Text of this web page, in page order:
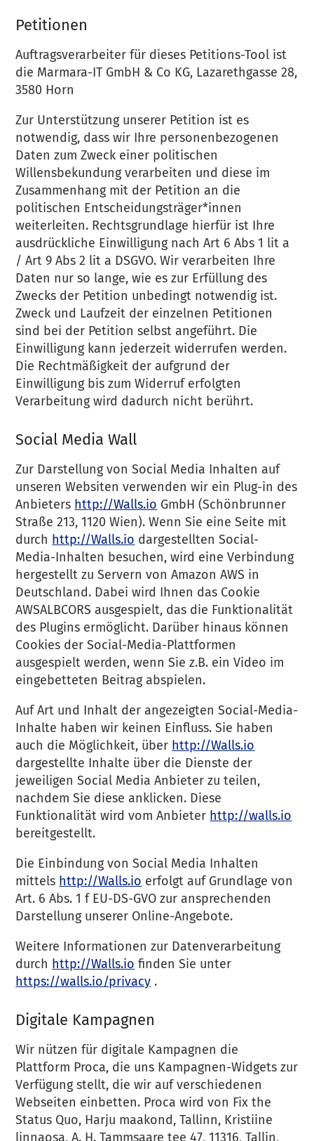
Petitionen
Auftragsverarbeiter für dieses Petitions-Tool ist
die Marmara-IT GmbH & Co KG, Lazarethgasse 28,
3580 Horn
Zur Unterstützung unserer Petition ist es
notwendig, dass wir Ihre personenbezogenen
Daten zum Zweck einer politischen
Willensbekundung verarbeiten und diese im
Zusammenhang mit der Petition an die
politischen Entscheidungsträger*innen
weiterleiten. Rechtsgrundlage hierfür ist Ihre
ausdrückliche Einwilligung nach Art 6 Abs 1 lit a
/ Art 9 Abs 2 lit a DSGVO. Wir verarbeiten Ihre
Daten nur so lange, wie es zur Erfüllung des
Zwecks der Petition unbedingt notwendig ist.
Zweck und Laufzeit der einzelnen Petitionen
sind bei der Petition selbst angeführt. Die
Einwilligung kann jederzeit widerrufen werden.
Die Rechtmäßigkeit der aufgrund der
Einwilligung bis zum Widerruf erfolgten
Verarbeitung wird dadurch nicht berührt.
Social Media Wall
Zur Darstellung von Social Media Inhalten auf
unseren Websiten verwenden wir ein Plug-in des
Anbieters http://Walls.io GmbH (Schönbrunner
Straße 213, 1120 Wien). Wenn Sie eine Seite mit
durch http://Walls.io dargestellten Social-
Media-Inhalten besuchen, wird eine Verbindung
hergestellt zu Servern von Amazon AWS in
Deutschland. Dabei wird Ihnen das Cookie
AWSALBCORS ausgespielt, das die Funktionalität
des Plugins ermöglicht. Darüber hinaus können
Cookies der Social-Media-Plattformen
ausgespielt werden, wenn Sie z.B. ein Video im
eingebetteten Beitrag abspielen.
Auf Art und Inhalt der angezeigten Social-Media-
Inhalte haben wir keinen Einfluss. Sie haben
auch die Möglichkeit, über http://Walls.io
dargestellte Inhalte über die Dienste der
jeweiligen Social Media Anbieter zu teilen,
nachdem Sie diese anklicken. Diese
Funktionalität wird vom Anbieter http://walls.io
bereitgestellt.
Die Einbindung von Social Media Inhalten
mittels http://Walls.io erfolgt auf Grundlage von
Art. 6 Abs. 1 f EU-DS-GVO zur ansprechenden
Darstellung unserer Online-Angebote.
Weitere Informationen zur Datenverarbeitung
durch http://Walls.io finden Sie unter
https://walls.io/privacy .
Digitale Kampagnen
Wir nützen für digitale Kampagnen die
Plattform Proca, die uns Kampagnen-Widgets zur
Verfügung stellt, die wir auf verschiedenen
Webseiten einbetten. Proca wird von Fix the
Status Quo, Harju maakond, Tallinn, Kristiine
linnaosa, A. H. Tammsaare tee 47, 11316, Tallin,